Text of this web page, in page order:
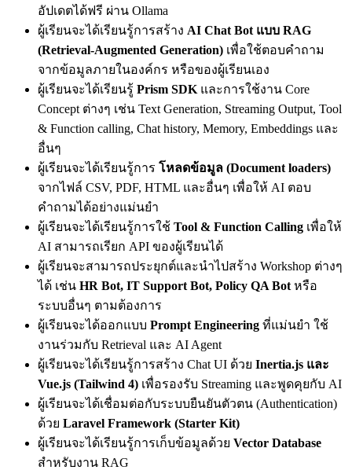
อัปเดตได้ฟรี ผ่าน Ollama
ผู้เรียนจะได้เรียนรู้การสร้าง AI Chat Bot แบบ RAG
(Retrieval-Augmented Generation) เพื่อใช้ตอบคำถาม
จากข้อมูลภายในองค์กร หรือของผู้เรียนเอง
ผู้เรียนจะได้เรียนรู้ Prism SDK และการใช้งาน Core
Concept ต่างๆ เช่น Text Generation, Streaming Output, Tool
& Function calling, Chat history, Memory, Embeddings และ
อื่นๆ
ผู้เรียนจะได้เรียนรู้การ โหลดข้อมูล (Document loaders)
จากไฟล์ CSV, PDF, HTML และอื่นๆ เพื่อให้ AI ตอบ
คำถามได้อย่างแม่นยำ
ผู้เรียนจะได้เรียนรู้การใช้ Tool & Function Calling เพื่อให้
AI สามารถเรียก API ของผู้เรียนได้
ผู้เรียนจะสามารถประยุกต์และนำไปสร้าง Workshop ต่างๆ
ได้ เช่น HR Bot, IT Support Bot, Policy QA Bot หรือ
ระบบอื่นๆ ตามต้องการ
ผู้เรียนจะได้ออกแบบ Prompt Engineering ที่แม่นยำ ใช้
งานร่วมกับ Retrieval และ AI Agent
ผู้เรียนจะได้เรียนรู้การสร้าง Chat UI ด้วย Inertia.js และ
Vue.js (Tailwind 4) เพื่อรองรับ Streaming และพูดคุยกับ AI
ผู้เรียนจะได้เชื่อมต่อกับระบบยืนยันตัวตน (Authentication)
ด้วย Laravel Framework (Starter Kit)
ผู้เรียนจะได้เรียนรู้การเก็บข้อมูลด้วย Vector Database
สำหรับงาน RAG